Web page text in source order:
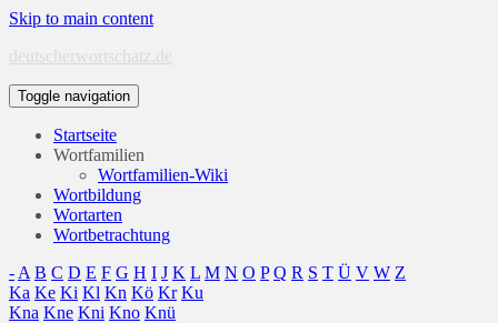
Skip to main content
deutscherwortschatz.de
Toggle navigation
Startseite
Wortfamilien
Wortfamilien-Wiki
Wortbildung
Wortarten
Wortbetrachtung
- A B C D E F G H I J K L M N O P Q R S T Ü V W Z
Ka Ke Ki Kl Kn Kö Kr Ku
Kna Kne Kni Kno Knü